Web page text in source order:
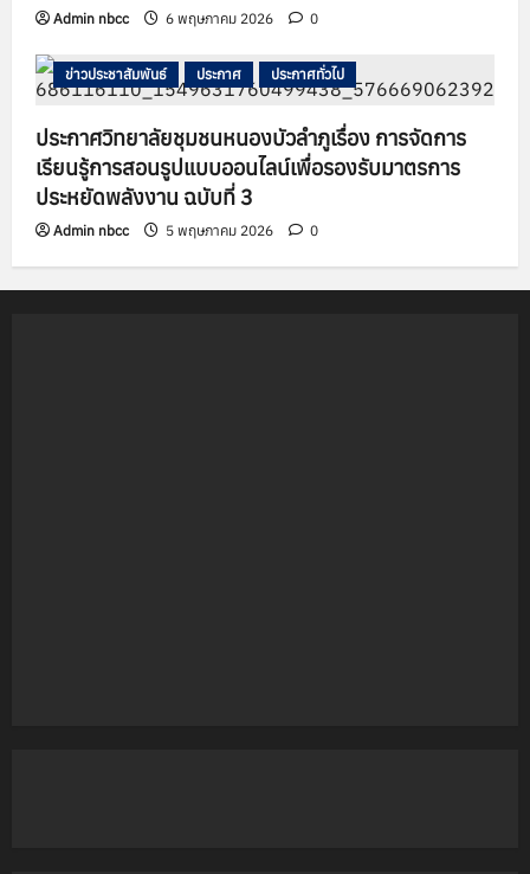
Admin nbcc 6 พฤษภาคม 2026 0
ข่าวประชาสัมพันธ์ ประกาศ ประกาศทั่วไป
ประกาศวิทยาลัยชุมชนหนองบัวลำภูเรื่อง การจัดการ
เรียนรู้การสอนรูปแบบออนไลน์เพื่อรองรับมาตรการ
ประหยัดพลังงาน ฉบับที่ 3
Admin nbcc 5 พฤษภาคม 2026 0